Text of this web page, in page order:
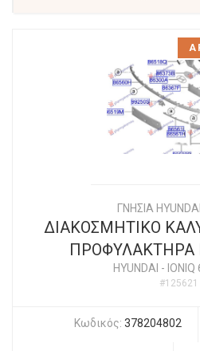
ΓΝΗΣΙΑ
ΔΙΑΚΟΣΜΗΤΙΚΟ
ΠΡΟΦΥΛΑΚΤΗΡΑ
HYUNDAI -
#125621
Κωδικός: 378204802